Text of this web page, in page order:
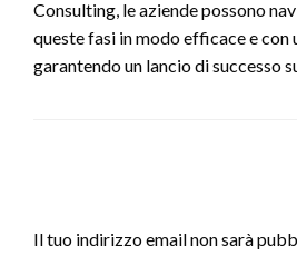
Consulting, le aziende possono
queste fasi in modo efficace e con
garantendo un lancio di successo
Il tuo indirizzo email non sarà